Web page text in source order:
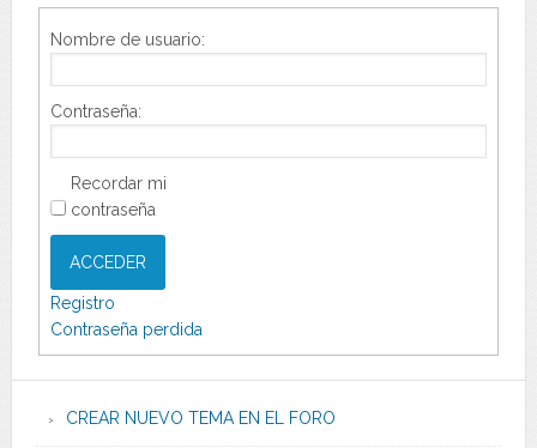
Nombre de usuario:
Contraseña:
Recordar mi
contraseña
ACCEDER
Registro
Contraseña perdida
CREAR NUEVO TEMA EN EL FORO